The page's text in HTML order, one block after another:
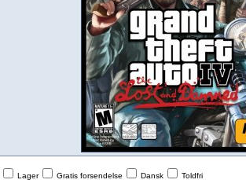
Lager Gratis forsendelse Dansk Toldfri